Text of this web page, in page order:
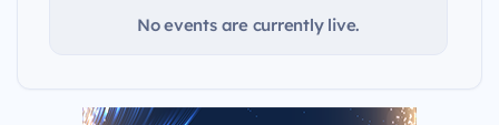
No events are currently live.